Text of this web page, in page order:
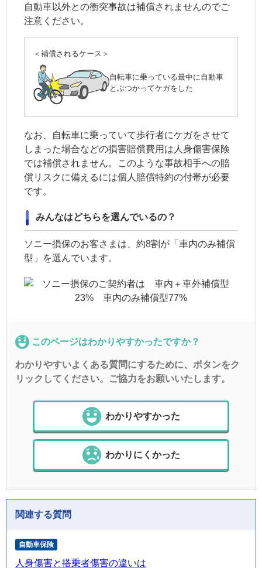
自動車以外との衝突事故は補償されませんのでご
注意ください。
＜補償されるケース＞
自転車に乗っている最中に自動車
とぶつかってケガをした
なお、自転車に乗っていて歩行者にケガをさせて
しまった場合などの損害賠償費用は 人身傷害保険
では補償されません。このような事故相手への賠
償リスクに備えるには個人賠償特約の付帯が必要
です。
みんなはどちらを選んでいるの？
ソニー損保のお客さまは、約8割が「車内のみ補償
型」を選んでいます。
このページはわかりやすかったですか？
わかりやすいよくある質問にするために、ボタンをク
リックしてください。ご協力をお願いいたします。
わかりやすかった
わかりにくかった
関連する質問
自動車保険
人身傷害と搭乗者傷害の違いは